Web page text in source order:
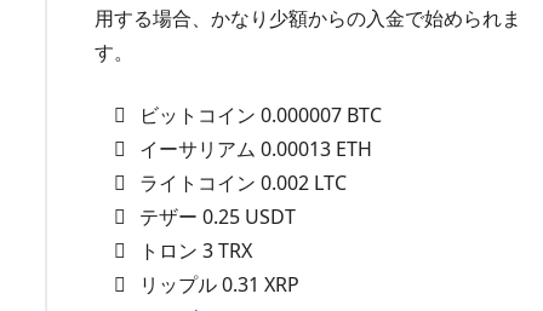
用する場合、かなり少額からの入金で始められま
す。
ビットコイン 0.000007 BTC
イーサリアム 0.00013 ETH
ライトコイン 0.002 LTC
テザー 0.25 USDT
トロン 3 TRX
リップル 0.31 XRP